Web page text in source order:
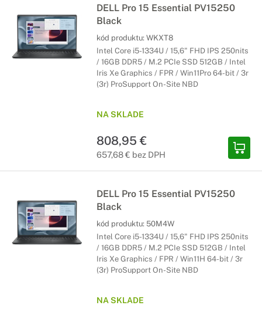
DELL Pro 15 Essential PV15250
Black
kód produktu: WKXT8
Intel Core i5-1334U / 15,6" FHD IPS 250nits
/ 16GB DDR5 / M.2 PCIe SSD 512GB / Intel
Iris Xe Graphics / FPR / Win11Pro 64-bit / 3r
(3r) ProSupport On-Site NBD
NA SKLADE
808,95 €
657,68 € bez DPH
DELL Pro 15 Essential PV15250
Black
kód produktu: 50M4W
Intel Core i5-1334U / 15,6" FHD IPS 250nits
/ 16GB DDR5 / M.2 PCIe SSD 512GB / Intel
Iris Xe Graphics / FPR / Win11H 64-bit / 3r
(3r) ProSupport On-Site NBD
NA SKLADE